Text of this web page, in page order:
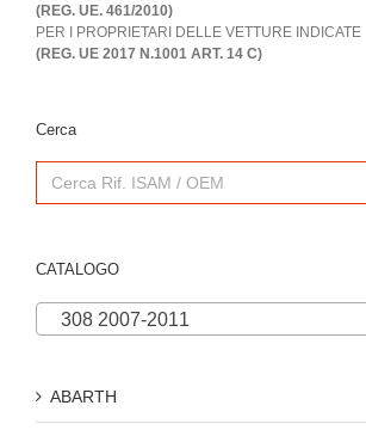
(REG. UE. 461/2010)
PER I PROPRIETARI DELLE VETTURE INDICATE
(REG. UE 2017 N.1001 ART. 14 C)
Cerca
Search
for:
CATALOGO
308 2007-2011
ABARTH